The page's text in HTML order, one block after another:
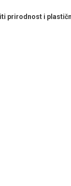
prirodnost i